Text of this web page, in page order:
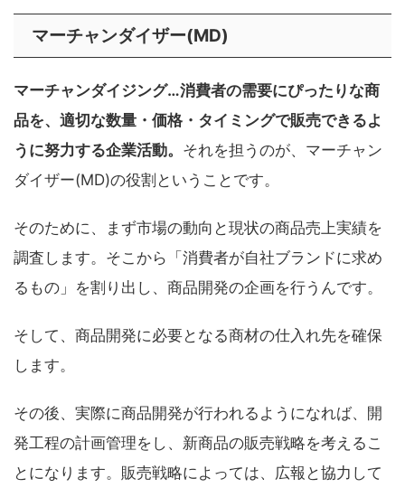
マーチャンダイザー(MD)
マーチャンダイジング…消費者の需要にぴったりな商
品を、適切な数量・価格・タイミングで販売できるよ
うに努力する企業活動。 それを担うのが、マーチャン
ダイザー(MD)の役割ということです。
そのために、まず市場の動向と現状の商品売上実績を
調査します。そこから「消費者が自社ブランドに求め
るもの」を割り出し、商品開発の企画を行うんです。
そして、商品開発に必要となる商材の仕入れ先を確保
します。
その後、実際に商品開発が行われるようになれば、開
発工程の計画管理をし、新商品の販売戦略を考えるこ
とになります。販売戦略によっては、広報と協力して